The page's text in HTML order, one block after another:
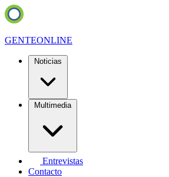
GENTEONLINE
Noticias
Multimedia
Entrevistas
Contacto